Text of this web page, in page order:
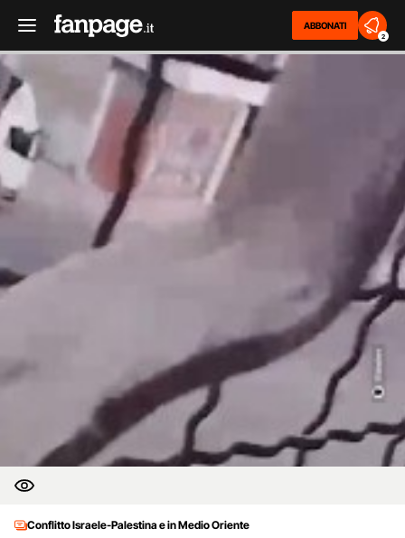
ABBONATI
2
Conflitto Israele-Palestina e in Medio Oriente